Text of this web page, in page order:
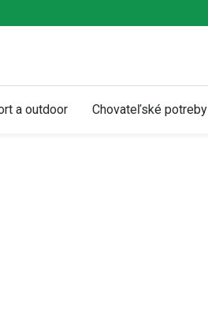
a outdoor Chovateľské potreby